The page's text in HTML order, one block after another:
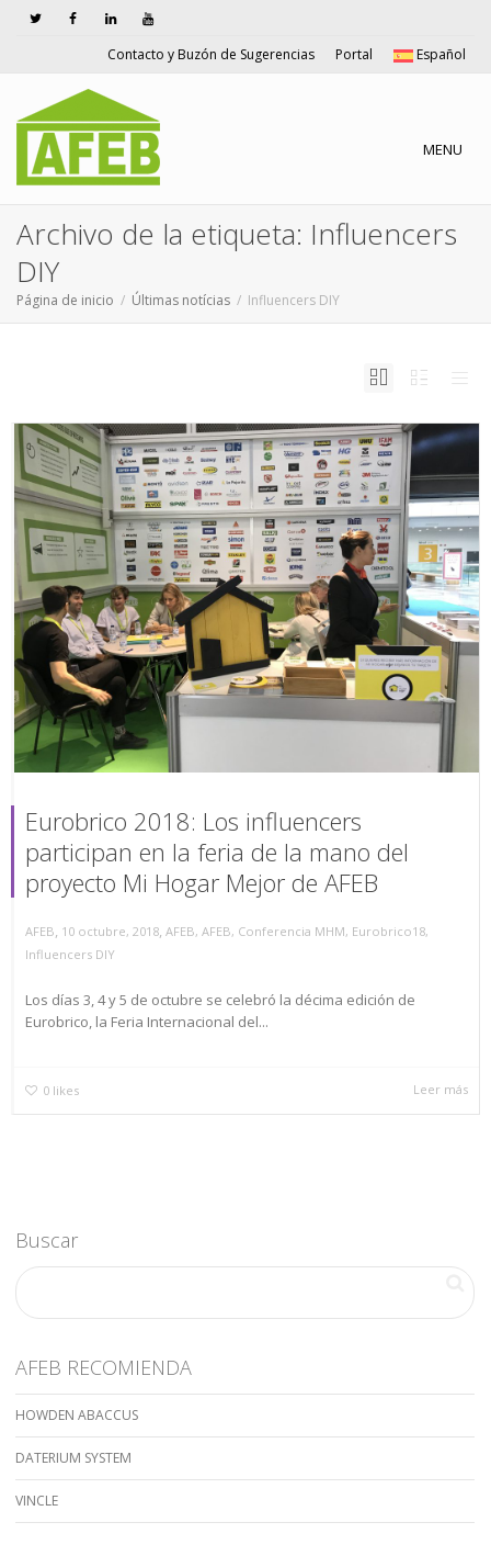
Contacto y Buzón de Sugerencias Portal Español
Cambiar
MENU
Archivo de la etiqueta: Influencers
DIY
Página de inicio Últimas notícias Influencers DIY
Eurobrico 2018: Los influencers
participan en la feria de la mano del
proyecto Mi Hogar Mejor de AFEB
AFEB, 10 octubre, 2018, AFEB, AFEB, Conferencia MHM, Eurobrico18,
Influencers DIY
Los días 3, 4 y 5 de octubre se celebró la décima edición de
Eurobrico, la Feria Internacional del...
0 likes Leer más
Buscar
AFEB RECOMIENDA
HOWDEN ABACCUS
DATERIUM SYSTEM
VINCLE